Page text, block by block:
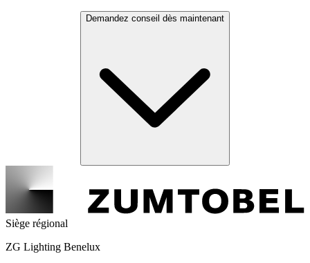
Demandez conseil dès maintenant
Siège régional
ZG Lighting Benelux